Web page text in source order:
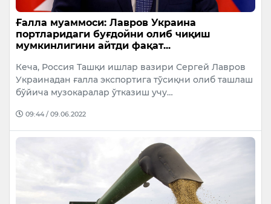
Ғалла муаммоси: Лавров Украина
портларидаги буғдойни олиб чиқиш
мумкинлигини айтди фақат...
Кеча, Россия Ташқи ишлар вазири Сергей Лавров
Украинадан ғалла экспортига тўсиқни олиб ташлаш
бўйича музокаралар ўтказиш учу…
09:44 / 09.06.2022